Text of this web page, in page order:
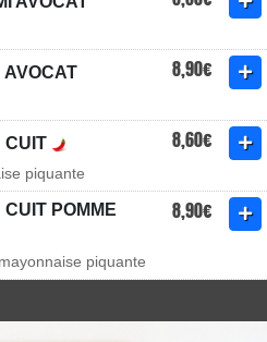
AVOCAT 8,90€
CUIT 8,60€
piquante
POMME 8,90€
piquante